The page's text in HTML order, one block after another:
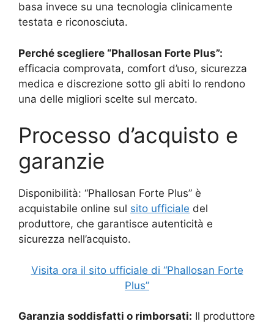
basa invece su una tecnologia clinicamente
testata e riconosciuta.
Perché scegliere “Phallosan Forte Plus”:
efficacia comprovata, comfort d’uso, sicurezza
medica e discrezione sotto gli abiti lo rendono
una delle migliori scelte sul mercato.
Processo d’acquisto e
garanzie
Disponibilità: “Phallosan Forte Plus” è
acquistabile online sul sito ufficiale del
produttore, che garantisce autenticità e
sicurezza nell’acquisto.
Visita ora il sito ufficiale di “Phallosan Forte
Plus”
Garanzia soddisfatti o rimborsati: Il produttore